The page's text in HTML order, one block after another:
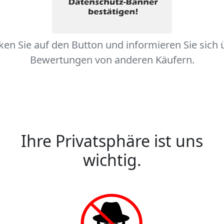
Sie auf den Button und informieren Sie sich
Bewertungen von anderen Käufern.
Ihre Privatsphäre ist uns
wichtig.